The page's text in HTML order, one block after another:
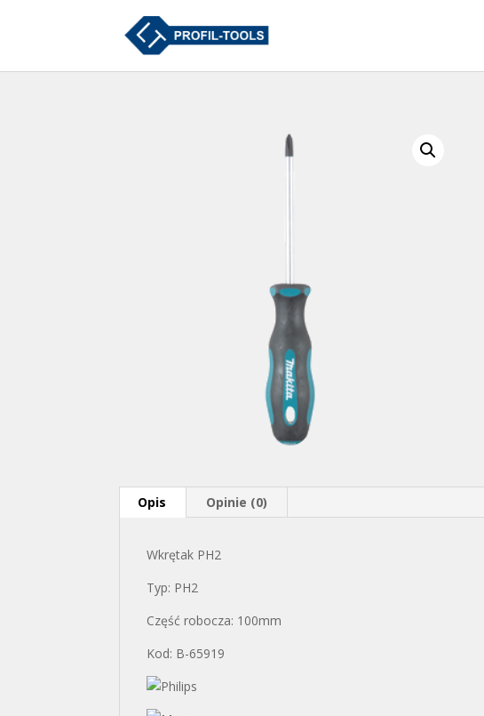
Opis Opinie (0)
Wkrętak PH2
Typ: PH2
Część robocza: 100mm
Kod: B-65919